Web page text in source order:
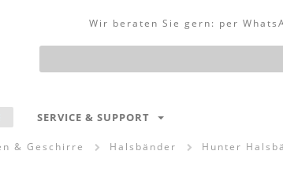
Wir beraten Sie gern: per
Produktsuche
SERVICE & SUPPORT
& Geschirre Halsbänder Hunter